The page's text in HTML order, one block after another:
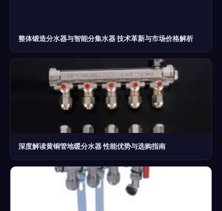
整体锻造分水器与智能分集水器 技术革新与市场价格解析
深度解读黄铜管地暖分水器 性能优势与选购指南